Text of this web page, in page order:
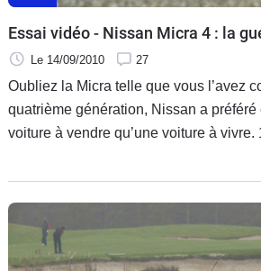
Essai vidéo - Nissan Micra 4 : la
Le 14/09/2010 27
Oubliez la Micra telle que vous l’avez
quatrième génération, Nissan a
voiture à vendre qu’une voiture à
quelque chose nous dit qu’elle a la